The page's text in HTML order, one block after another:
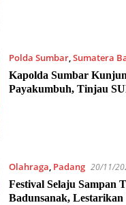
Polda Sumbar,Sumatera
11:16 PM
Kapolda Sumbar
Payakumbuh, Tinjau
Olahraga, Padang 20/11/
Festival Selaju Sampan
Badunsanak, Lestarikan